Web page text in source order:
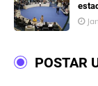
POSTAR